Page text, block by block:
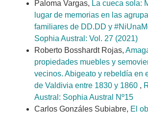
Paloma Vargas, La cueca sola:
lugar de memorias en las
familiares de DD.DD y
Sophia Austral: Vol. 27 (2021)
Roberto Bosshardt Rojas,
propiedades muebles y
vecinos. Abigeato y rebeldía en
de Valdivia entre 1830 y 1860 ,
Austral: Sophia Austral Nº15
Carlos Gonzáles Subiabre, El